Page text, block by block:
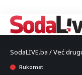
SodaLIVE.ba / Već
Rukomet